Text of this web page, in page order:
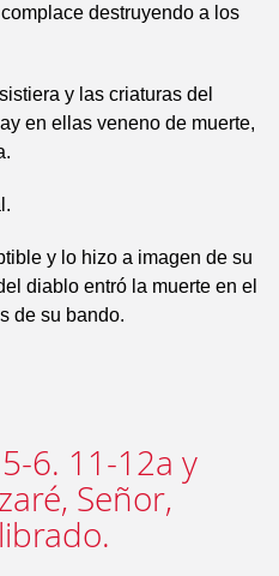
destruyendo a los
y las criaturas del
en ellas veneno de muerte,
y lo hizo a imagen de su
diablo entró la muerte en el
de su bando.
6. 11-12a y
Señor,